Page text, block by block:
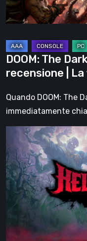
recensione
|
fine
dell’era
dello
DOOM: The
recensione | La
Quando DOOM: The
immediatamente
Clock:
Cursed
War
–
recensione:
di